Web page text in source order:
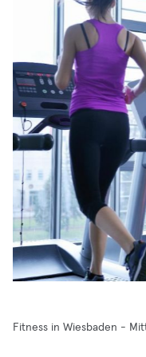
Fitness in Wiesbaden -